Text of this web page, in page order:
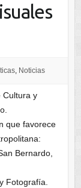
, Noticias
Cultura y
que favorece
Bernardo,
Fotografía.